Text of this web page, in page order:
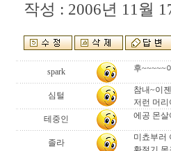
작성 : 2006년 11월
spark 후~~~~~
심털
참내~이
저런 머
테중인
에공 몬살
졸라
미쵸부러